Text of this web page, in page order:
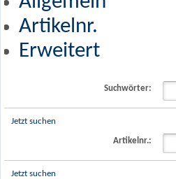
Artikelnr.
Erweitert
Suchwörter:
Jetzt suchen
Artikelnr.:
Jetzt suchen